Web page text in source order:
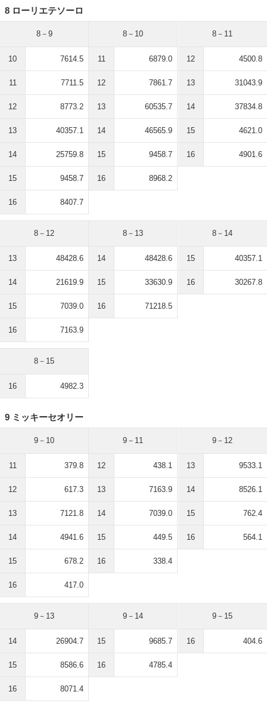
8 ローリエテソーロ
8－9
10 7614.5
11 7711.5
12 8773.2
13 40357.1
14 25759.8
15 9458.7
16 8407.7
8－10
11 6879.0
12 7861.7
13 60535.7
14 46565.9
15 9458.7
16 8968.2
8－11
12 4500.8
13 31043.9
14 37834.8
15 4621.0
16 4901.6
8－12
13 48428.6
14 21619.9
15 7039.0
16 7163.9
8－13
14 48428.6
15 33630.9
16 71218.5
8－14
15 40357.1
16 30267.8
8－15
16 4982.3
9 ミッキーセオリー
9－10
11 379.8
12 617.3
13 7121.8
14 4941.6
15 678.2
16 417.0
9－11
12 438.1
13 7163.9
14 7039.0
15 449.5
16 338.4
9－12
13 9533.1
14 8526.1
15 762.4
16 564.1
9－13
14 26904.7
15 8586.6
16 8071.4
9－14
15 9685.7
16 4785.4
9－15
16 404.6